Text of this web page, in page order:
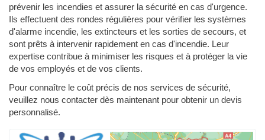
prévenir les incendies et assurer la sécurité en cas d'urgence.
Ils effectuent des rondes régulières pour vérifier les systèmes
d'alarme incendie, les extincteurs et les sorties de secours, et
sont prêts à intervenir rapidement en cas d'incendie. Leur
expertise contribue à minimiser les risques et à protéger la vie
de vos employés et de vos clients.
Pour connaître le coût précis de nos services de sécurité,
veuillez nous contacter dès maintenant pour obtenir un devis
personnalisé.